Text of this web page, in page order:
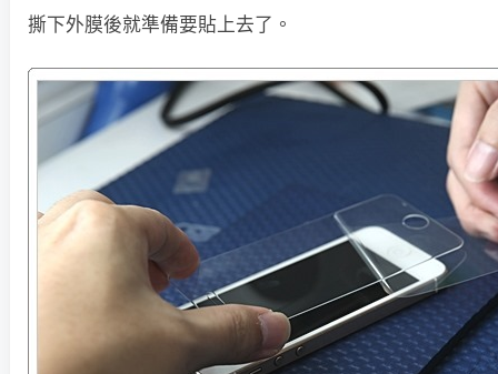
撕下外膜後就準備要貼上去了。